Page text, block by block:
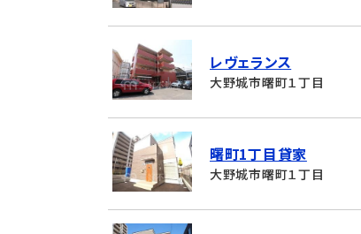
レヴェランス
大野城市曙町１丁目
曙町1丁目貸家
大野城市曙町１丁目